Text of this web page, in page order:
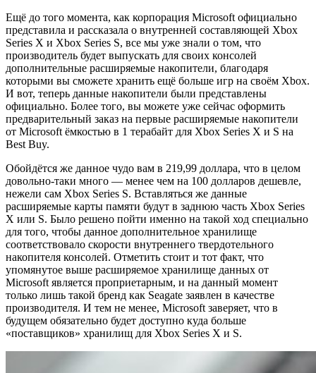
Ещё до того момента, как корпорация Microsoft официально
представила и рассказала о внутренней составляющей Xbox
Series X и Xbox Series S, все мы уже знали о том, что
производитель будет выпускать для своих консолей
дополнительные расширяемые накопители, благодаря
которыми вы сможете хранить ещё больше игр на своём Xbox.
И вот, теперь данные накопители были представлены
официально. Более того, вы можете уже сейчас оформить
предварительный заказ на первые расширяемые накопители
от Microsoft ёмкостью в 1 терабайт для Xbox Series X и S на
Best Buy.
Обойдётся же данное чудо вам в 219,99 доллара, что в целом
довольно-таки много — менее чем на 100 долларов дешевле,
нежели сам Xbox Series S. Вставляться же данные
расширяемые карты памяти будут в заднюю часть Xbox Series
X или S. Было решено пойти именно на такой ход специально
для того, чтобы данное дополнительное хранилище
соответствовало скорости внутреннего твердотельного
накопителя консолей. Отметить стоит и тот факт, что
упомянутое выше расширяемое хранилище данных от
Microsoft является проприетарным, и на данный момент
только лишь такой бренд как Seagate заявлен ​​в качестве
производителя. И тем не менее, Microsoft заверяет, что в
будущем обязательно будет доступно куда больше
«поставщиков» хранилищ для Xbox Series X и S.